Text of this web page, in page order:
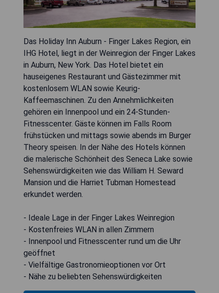
Das Holiday Inn Auburn - Finger Lakes Region, ein
IHG Hotel, liegt in der Weinregion der Finger Lakes
in Auburn, New York. Das Hotel bietet ein
hauseigenes Restaurant und Gästezimmer mit
kostenlosem WLAN sowie Keurig-
Kaffeemaschinen. Zu den Annehmlichkeiten
gehören ein Innenpool und ein 24-Stunden-
Fitnesscenter. Gäste können im Falls Room
frühstücken und mittags sowie abends im Burger
Theory speisen. In der Nähe des Hotels können
die malerische Schönheit des Seneca Lake sowie
Sehenswürdigkeiten wie das William H. Seward
Mansion und die Harriet Tubman Homestead
erkundet werden.
- Ideale Lage in der Finger Lakes Weinregion
- Kostenfreies WLAN in allen Zimmern
- Innenpool und Fitnesscenter rund um die Uhr
geöffnet
- Vielfältige Gastronomieoptionen vor Ort
- Nähe zu beliebten Sehenswürdigkeiten